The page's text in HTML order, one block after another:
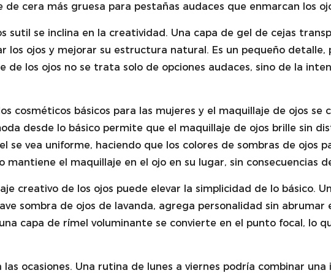
de cera más gruesa para pestañas audaces que enmarcan los
sutil se inclina en la creatividad. Una capa de gel de cejas
los ojos y mejorar su estructura natural. Es un pequeño
de los ojos no se trata solo de opciones audaces, sino de la
cosméticos básicos para las mujeres y el maquillaje de ojos
desde lo básico permite que el maquillaje de ojos brille sin
se vea uniforme, haciendo que los colores de sombras de ojos
mantiene el maquillaje en el ojo en su lugar, sin consecuencias
creativo de los ojos puede elevar la simplicidad de lo básico.
sombra de ojos de lavanda, agrega personalidad sin
capa de rímel voluminante se convierte en el punto focal, lo
las ocasiones. Una rutina de lunes a viernes podría combinar